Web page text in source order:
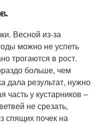
Весной из-за
можно не успеть
трогаются в рост.
больше, чем
дала результат, нужно
у кустарников –
не срезать,
спящих почек на